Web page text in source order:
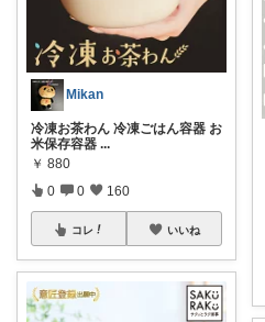
Mikan
冷凍お茶わん 冷凍ごはん容器 お
米保存容器 ...
￥ 880
0 0 160
コレ いいね